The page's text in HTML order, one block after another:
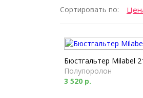
Сортировать по:
Бюстгальтер Milabel
Полупоролон
3 520 р.